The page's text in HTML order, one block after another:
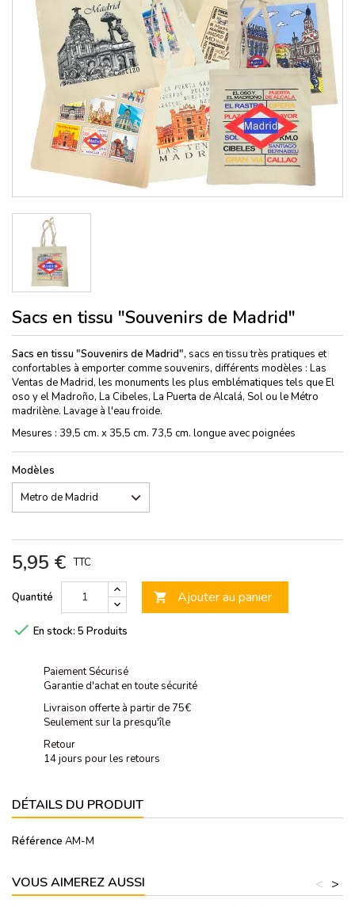
Sacs en tissu "Souvenirs de Madrid"
Sacs en tissu "Souvenirs de Madrid", sacs en tissu très pratiques et
confortables à emporter comme souvenirs, différents modèles : Las
Ventas de Madrid, les monuments les plus emblématiques tels que El
oso y el Madroño, La Cibeles, La Puerta de Alcalá, Sol ou le Métro
madrilène. Lavage à l'eau froide.
Mesures : 39,5 cm. x 35,5 cm. 73,5 cm. longue avec poignées
Modèles
5,95 € TTC
Quantité  Ajouter au panier
 En stock: 5 Produits
Paiement Sécurisé
Garantie d'achat en toute sécurité
Livraison offerte à partir de 75€
Seulement sur la presqu'île
Retour
14 jours pour les retours
DÉTAILS DU PRODUIT
Référence AM-M
VOUS AIMEREZ AUSSI >
<